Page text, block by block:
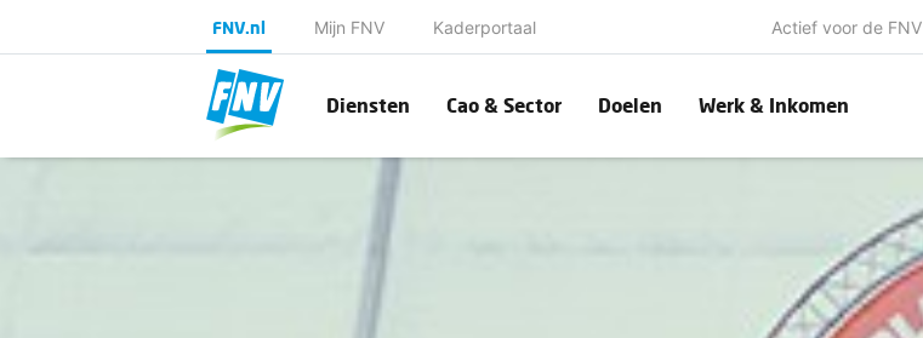
FNV.nl Mijn FNV Kaderportaal Actief voor de FNV
Diensten Cao & Sector Doelen Werk & Inkomen